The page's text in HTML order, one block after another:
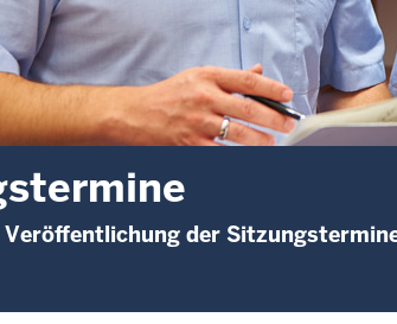
Veröffentlichung der